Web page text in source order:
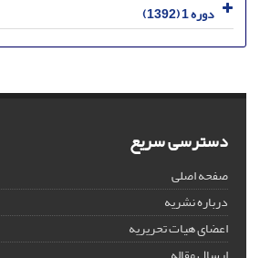
دوره 1 (1392)
دسترسی سریع
صفحه اصلی
درباره نشریه
اعضای هیات تحریریه